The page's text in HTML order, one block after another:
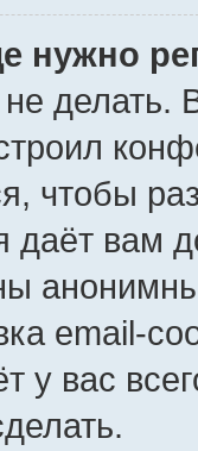
нужно
делать.
чтобы
даёт вам
email-
у вас